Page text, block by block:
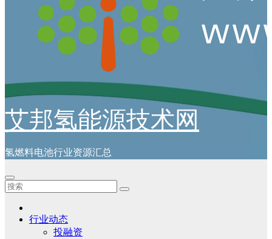
艾邦氢能源技术网
氢燃料电池行业资源汇总
行业动态
投融资